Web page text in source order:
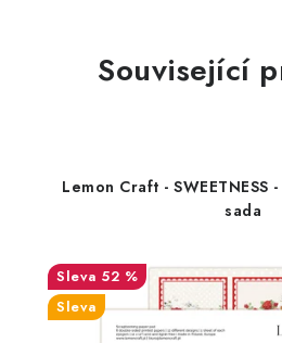
Související
Lemon Craft - SWEETNESS
sada
52 %
Sleva